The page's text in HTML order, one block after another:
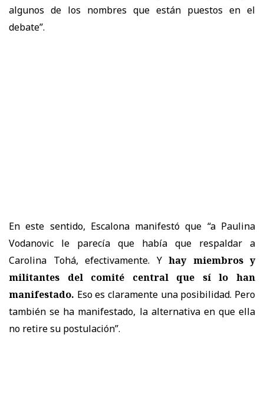
algunos de los nombres que están puestos en el
debate”.
En este sentido, Escalona manifestó que “a Paulina
Vodanovic le parecía que había que respaldar a
Carolina Tohá, efectivamente. Y hay miembros y
militantes del comité central que sí lo han
manifestado. Eso es claramente una posibilidad. Pero
también se ha manifestado, la alternativa en que ella
no retire su postulación”.